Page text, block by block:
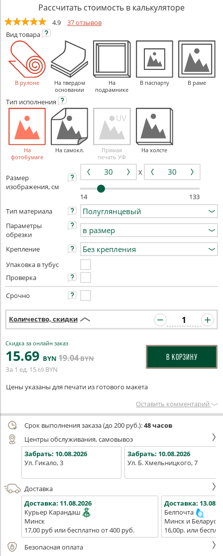
Рассчитать стоимость в калькуляторе
4.9
37 отзывов
Видтовара
В рулоне
На твердом
основании
На
подрамнике
В паспарту В раме
Тип исполнения
На
фотобумаге
На самокл.
Прямая
печать УФ
На холсте
Размер
изображения, см
X
14
133
Тип материала
Параметры
обрезки
Крепление
Упаковка в тубус
Проверка
Срочно
Количество, скидки
Скидка за онлайн заказ
15.69 BYN 19.04BYN
За 1 ед. 15.69 BYN
В КОРЗИНУ
Цены указаны для печати из готового макета
Оставить комментарий
Срок выполнения заказа (до 200 руб.):48 часов
Центры обслуживания, самовывоз
Забрать: 10.08.2026
Ул. Гикало, 3
Забрать: 10.08.2026
Ул. Б. Хмельницкого, 7
Доставка
Доставка: 11.08.2026
Курьер Карандаш
Минск
17,00 руб или бесплатно от 400 руб.
Доставка:
Белпочта
Минск и Беларусь
16,00р. или
Безопасная оплата